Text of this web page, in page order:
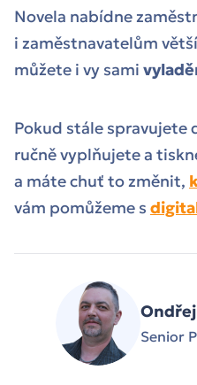
Novela nabídne
i zaměstnavatelům
můžete i vy sami
Pokud stále spravujete
ručně vyplňujete a
a máte chuť to změnit,
vám pomůžeme s
Senior